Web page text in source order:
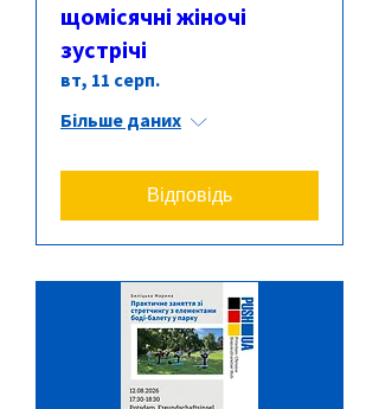
щомісячні жіночі
зустрічі
вт, 11 серп.
Більше даних
Відповідь